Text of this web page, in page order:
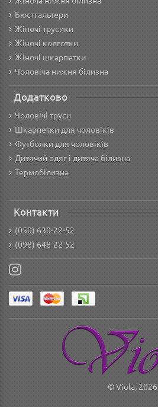
Бюстгальтери
Жіночі трусики
Жіночі колготки
Жіночі шкарпетки
Чоловіча нижня білизна
Додатково
Чоловічі труси
Шкарпетки для чоловіків
Футболки для чоловіків
Дитячий одяг і дитяча білизна
Термобілизна
Контакти
(050) 630-22-52
(098) 648-22-52
© Viola, 2026